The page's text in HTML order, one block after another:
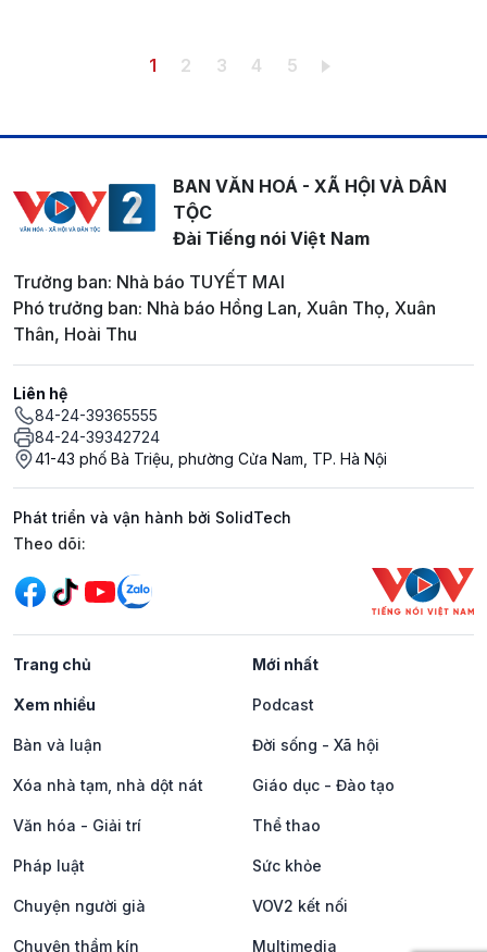
Trang hiện thời
1 Trang
2 Trang
3 Trang
4 Trang
5
BAN VĂN HOÁ - XÃ HỘI VÀ DÂN
TỘC
Đài Tiếng nói Việt Nam
Trưởng ban: Nhà báo TUYẾT MAI
Phó trưởng ban: Nhà báo Hồng Lan, Xuân Thọ, Xuân
Thân, Hoài Thu
Liên hệ
84-24-39365555
84-24-39342724
41-43 phố Bà Triệu, phường Cửa Nam, TP. Hà Nội
Phát triển và vận hành bởi SolidTech
Mạng xã hội
Theo dõi:
Trang chủ Mới nhất
Xem nhiều Podcast
Bàn và luận Đời sống - Xã hội
Xóa nhà tạm, nhà dột nát Giáo dục - Đào tạo
Văn hóa - Giải trí Thể thao
Pháp luật Sức khỏe
Chuyện người già VOV2 kết nối
Chuyện thầm kín Multimedia